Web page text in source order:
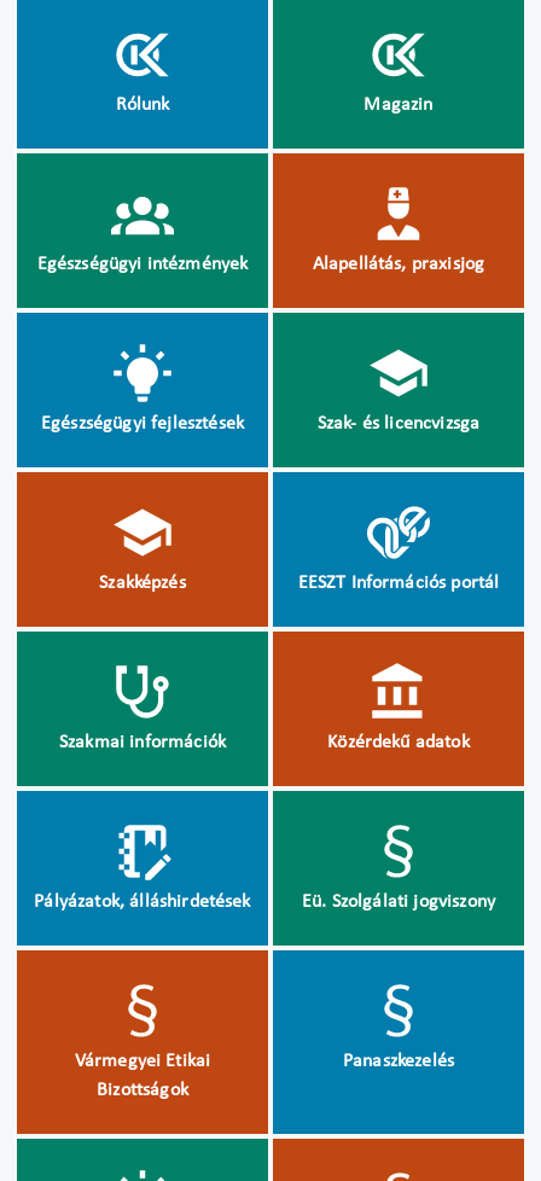
Rólunk Magazin
Egészségügyi intézmények Alapellátás, praxisjog
Egészségügyi fejlesztések Szak- és licencvizsga
Szakképzés EESZT Információs portál
Szakmai információk Közérdekű adatok
Pályázatok, álláshirdetések Eü. Szolgálati jogviszony
Vármegyei Etikai
Bizottságok
Panaszkezelés